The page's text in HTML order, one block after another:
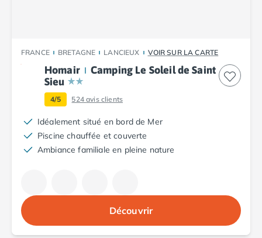
Camping Dinard
Camping Saint-Malo
Camping Morbihan
Camping Auray
Camping La Trinité sur Mer
Camping Locmariaquer
Camping Penestin
Camping Vannes
Camping Champagne-Ardenne
Camping Ardennes
FRANCE BRETAGNE LANCIEUX VOIR SUR LA CARTE
Homair
Camping Le Soleil de Saint
Sieu
4/5 524avis clients
Idéalement situé en bord de Mer
Piscine chauffée et couverte
Ambiance familiale en pleine nature
Découvrir